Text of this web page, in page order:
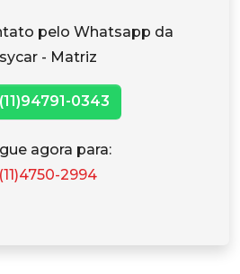
pelo Whatsapp da
- Matriz
(11)94791-0343
agora para:
(11)4750-2994